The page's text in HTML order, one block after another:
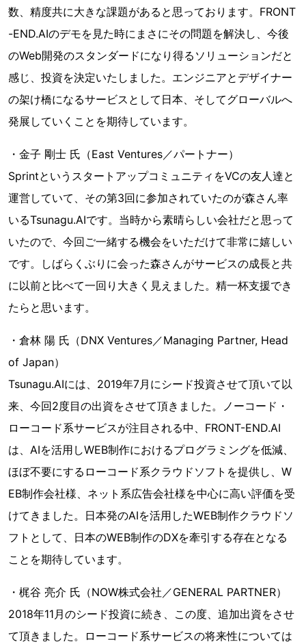
数、精度共に大きな課題があると思っております。FRONT
-END.AIのデモを見た時にまさにその問題を解決し、今後
のWeb開発のスタンダードになり得るソリューションだと
感じ、投資を決定いたしました。エンジニアとデザイナー
の架け橋になるサービスとして日本、そしてグローバルへ
発展していくことを期待しています。
・金子 剛士 氏（East Ventures／パートナー）
SprintというスタートアップコミュニティをVCの友人達と
運営していて、その第3回に参加されていたのが森さん率
いるTsunagu.AIです。当時から素晴らしい会社だと思って
いたので、今回ご一緒する機会をいただけて非常に嬉しい
です。しばらくぶりに会った森さんがサービスの成長と共
に以前と比べて一回り大きく見えました。精一杯支援でき
たらと思います。
・倉林 陽 氏（DNX Ventures／Managing Partner, Head
of Japan）
Tsunagu.AIには、2019年7月にシード投資させて頂いて以
来、今回2度目の出資をさせて頂きました。ノーコード・
ローコード系サービスが注目される中、FRONT-END.AI
は、AIを活用しWEB制作におけるプログラミングを低減、
ほぼ不要にするローコード系クラウドソフトを提供し、W
EB制作会社様、ネット系広告会社様を中心に高い評価を受
けてきました。日本発のAIを活用したWEB制作クラウドソ
フトとして、日本のWEB制作のDXを牽引する存在となる
ことを期待しています。
・梶谷 亮介 氏（NOW株式会社／GENERAL PARTNER）
2018年11月のシード投資に続き、この度、追加出資をさせ
て頂きました。ローコード系サービスの将来性については